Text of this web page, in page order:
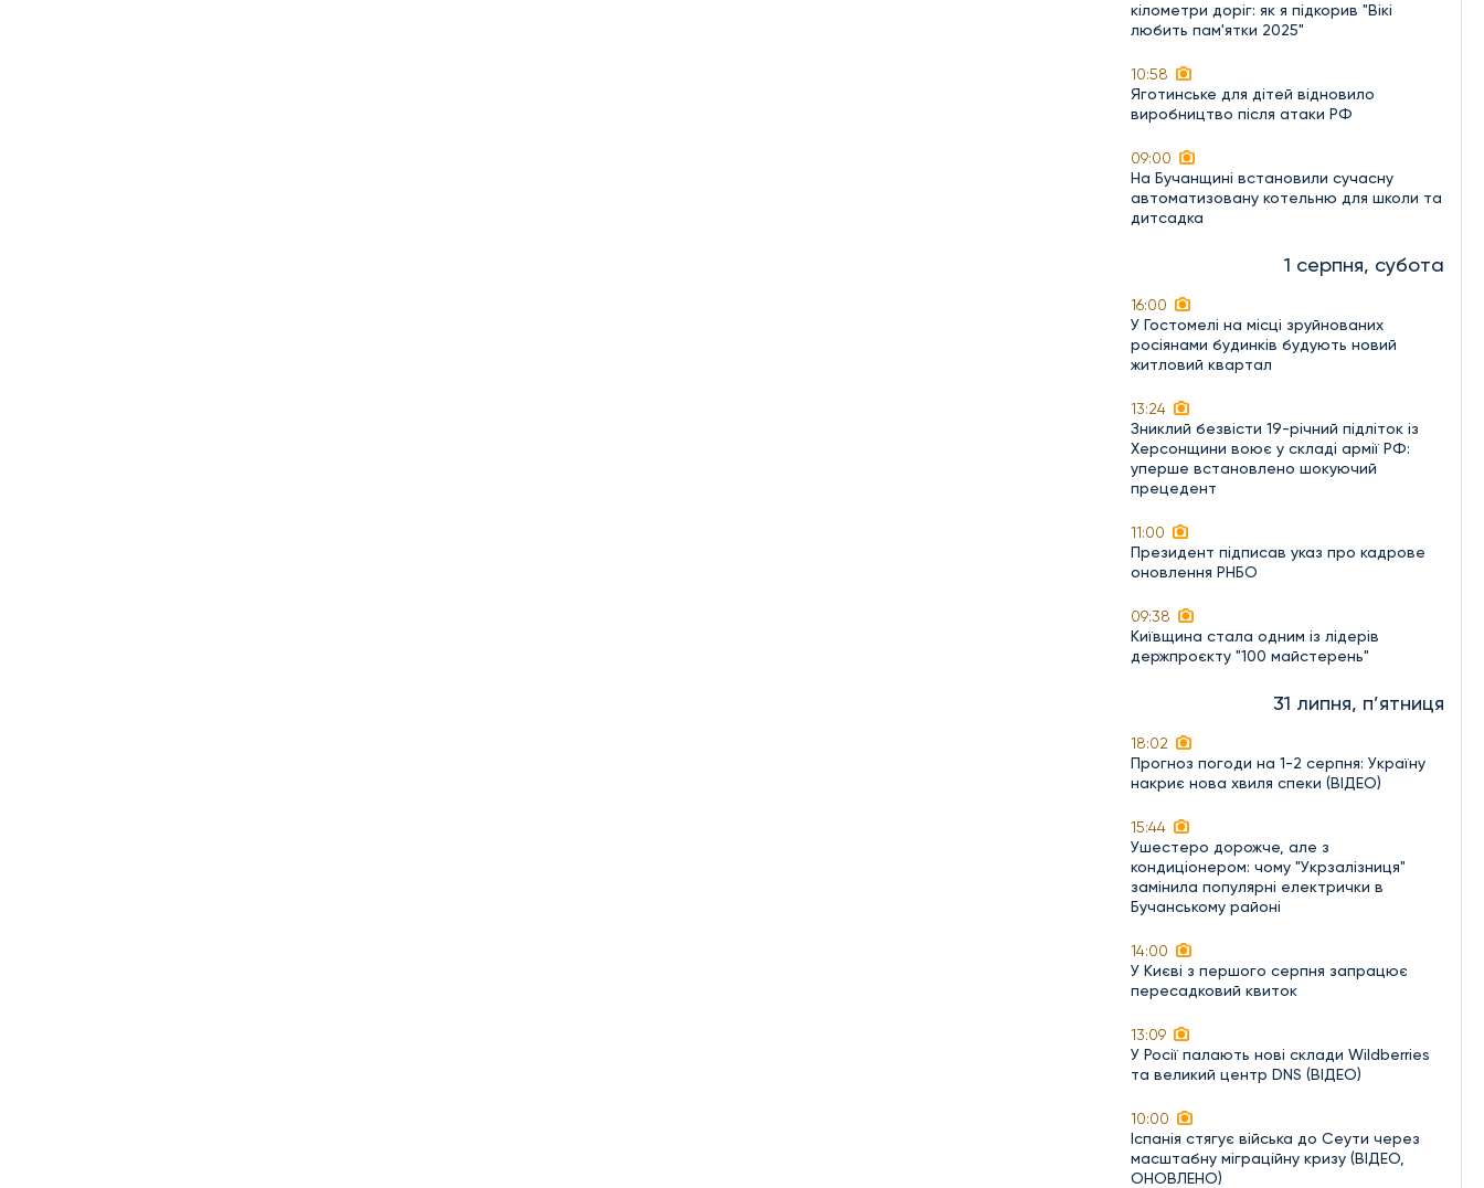
кілометри доріг: як я підкорив "Вікі
любить пам'ятки 2025"
10:58
Яготинське для дітей відновило
виробництво після атаки РФ
09:00
На Бучанщині встановили сучасну
автоматизовану котельню для школи та
дитсадка
1 серпня, субота
16:00
У Гостомелі на місці зруйнованих
росіянами будинків будують новий
житловий квартал
13:24
Зниклий безвісти 19-річний підліток із
Херсонщини воює у складі армії РФ:
уперше встановлено шокуючий
прецедент
11:00
Президент підписав указ про кадрове
оновлення РНБО
09:38
Київщина стала одним із лідерів
держпроєкту "100 майстерень"
31 липня, п’ятниця
18:02
Прогноз погоди на 1-2 серпня: Україну
накриє нова хвиля спеки (ВІДЕО)
15:44
Ушестеро дорожче, але з
кондиціонером: чому "Укрзалізниця"
замінила популярні електрички в
Бучанському районі
14:00
У Києві з першого серпня запрацює
пересадковий квиток
13:09
У Росії палають нові склади Wildberries
та великий центр DNS (ВІДЕО)
10:00
Іспанія стягує війська до Сеути через
масштабну міграційну кризу (ВІДЕО,
ОНОВЛЕНО)